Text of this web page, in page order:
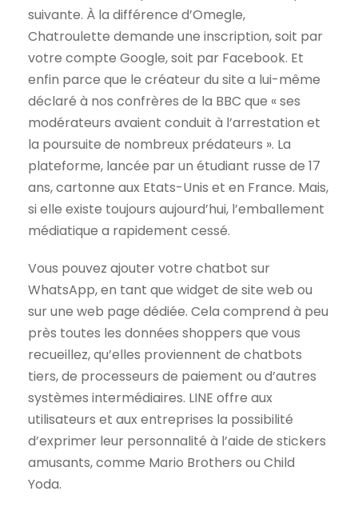
suivante. À la différence d’Omegle,
Chatroulette demande une inscription, soit par
votre compte Google, soit par Facebook. Et
enfin parce que le créateur du site a lui-même
déclaré à nos confrères de la BBC que « ses
modérateurs avaient conduit à l’arrestation et
la poursuite de nombreux prédateurs ». La
plateforme, lancée par un étudiant russe de 17
ans, cartonne aux Etats-Unis et en France. Mais,
si elle existe toujours aujourd’hui, l’emballement
médiatique a rapidement cessé.
Vous pouvez ajouter votre chatbot sur
WhatsApp, en tant que widget de site web ou
sur une web page dédiée. Cela comprend à peu
près toutes les données shoppers que vous
recueillez, qu’elles proviennent de chatbots
tiers, de processeurs de paiement ou d’autres
systèmes intermédiaires. LINE offre aux
utilisateurs et aux entreprises la possibilité
d’exprimer leur personnalité à l’aide de stickers
amusants, comme Mario Brothers ou Child
Yoda.